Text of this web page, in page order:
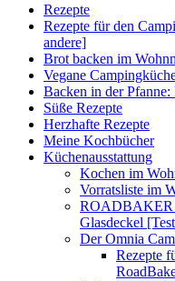
Rezepte
Rezepte für den
andere]
Brot backen im
Vegane
Backen in der Pfanne:
Süße Rezepte
Herzhafte Rezepte
Meine Kochbücher
Küchenausstattung
Kochen im
Vorratsliste im
ROADBAKER
Glasdeckel
Der Omnia
Rezepte